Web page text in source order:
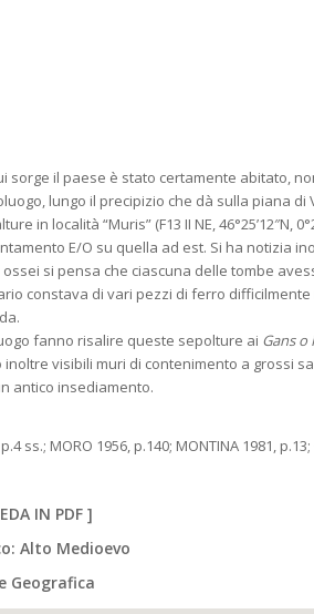
sorge il paese è stato certamente abitato,
lungo il precipizio che dà sulla piana di
in località “Muris” (F13 II NE,
E/O su quella ad est. Si ha notizia
si pensa che ciascuna delle tombe
constava di vari pezzi di ferro
fanno risalire queste sepolture ai Gans o
inoltre visibili muri di contenimento a grossi
antico insediamento.
ss.; MORO 1956, p.140; MONTINA 1981,
IN PDF ]
Alto Medioevo
Geografica